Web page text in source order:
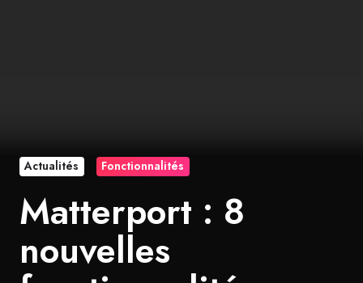
Actualités Fonctionnalités
Matterport : 8
nouvelles